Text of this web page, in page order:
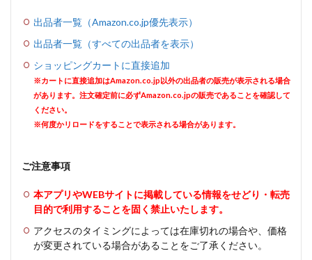
出品者一覧（Amazon.co.jp優先表示）
出品者一覧（すべての出品者を表示）
ショッピングカートに直接追加
※カートに直接追加はAmazon.co.jp以外の出品者の販売が表示される場合
があります。注文確定前に必ずAmazon.co.jpの販売であることを確認して
ください。
※何度かリロードをすることで表示される場合があります。
ご注意事項
本アプリやWEBサイトに掲載している情報をせどり・転売
目的で利用することを固く禁止いたします。
アクセスのタイミングによっては在庫切れの場合や、価格
が変更されている場合があることをご了承ください。